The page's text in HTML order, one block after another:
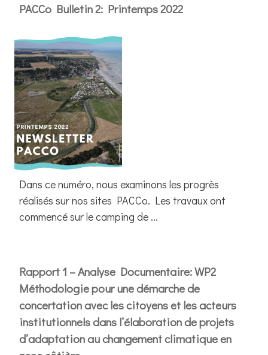
PACCo Bulletin 2: Printemps 2022
Dans ce numéro, nous examinons les progrès
réalisés sur nos sites PACCo. Les travaux ont
commencé sur le camping de ...
Rapport 1 – Analyse Documentaire: WP2
Méthodologie pour une démarche de
concertation avec les citoyens et les acteurs
institutionnels dans l’élaboration de projets
d’adaptation au changement climatique en